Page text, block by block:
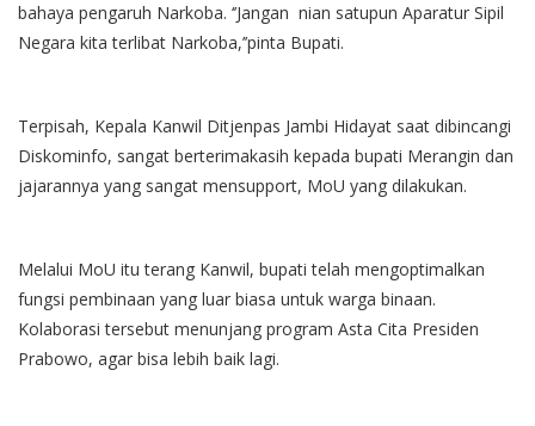
bahaya pengaruh Narkoba. ‘’Jangan nian satupun Aparatur Sipil
Negara kita terlibat Narkoba,’’pinta Bupati.
Terpisah, Kepala Kanwil Ditjenpas Jambi Hidayat saat dibincangi
Diskominfo, sangat berterimakasih kepada bupati Merangin dan
jajarannya yang sangat mensupport, MoU yang dilakukan.
Melalui MoU itu terang Kanwil, bupati telah mengoptimalkan
fungsi pembinaan yang luar biasa untuk warga binaan.
Kolaborasi tersebut menunjang program Asta Cita Presiden
Prabowo, agar bisa lebih baik lagi.